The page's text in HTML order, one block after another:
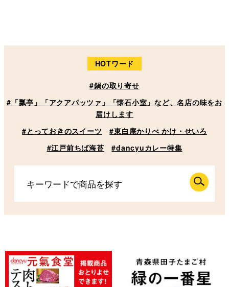
HOTワード
#鍋の取り寄せ
#「瓢亭」「アクアパッツァ」「懐石小室」など、名店の味をお
届けします
#とっておきのスイーツ
#東白庵かりべ かけ・せいろ
#江戸前ちば海苔
#dancyuカレー特集